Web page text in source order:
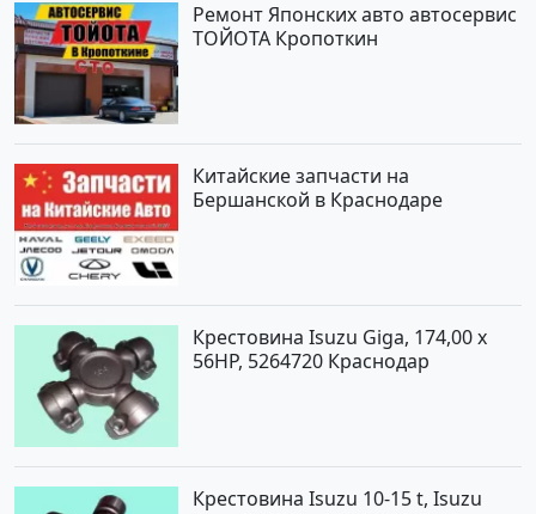
Ремонт Японских авто автосервис
ТОЙОТА Кропоткин
Китайские запчасти на
Бершанской в Краснодаре
Крестовина Isuzu Giga, 174,00 x
56HP, 5264720 Краснодар
Крестовина Isuzu 10-15 t, Isuzu